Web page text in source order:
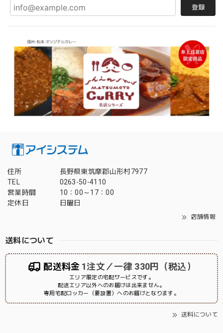
登録
住所
長野県東筑摩郡山形村7977
TEL
0263-50-4110
営業時間
10：00～17：00
定休日
日曜日
店舗情報
送料について
配送料金 1注文／一律 330円（税込）
エリア限定の宅配サービスです。
配送エリア以外へのお届けは出来ません。
専用宅配ロッカー（要設置）へのお届けとなります。
送料について